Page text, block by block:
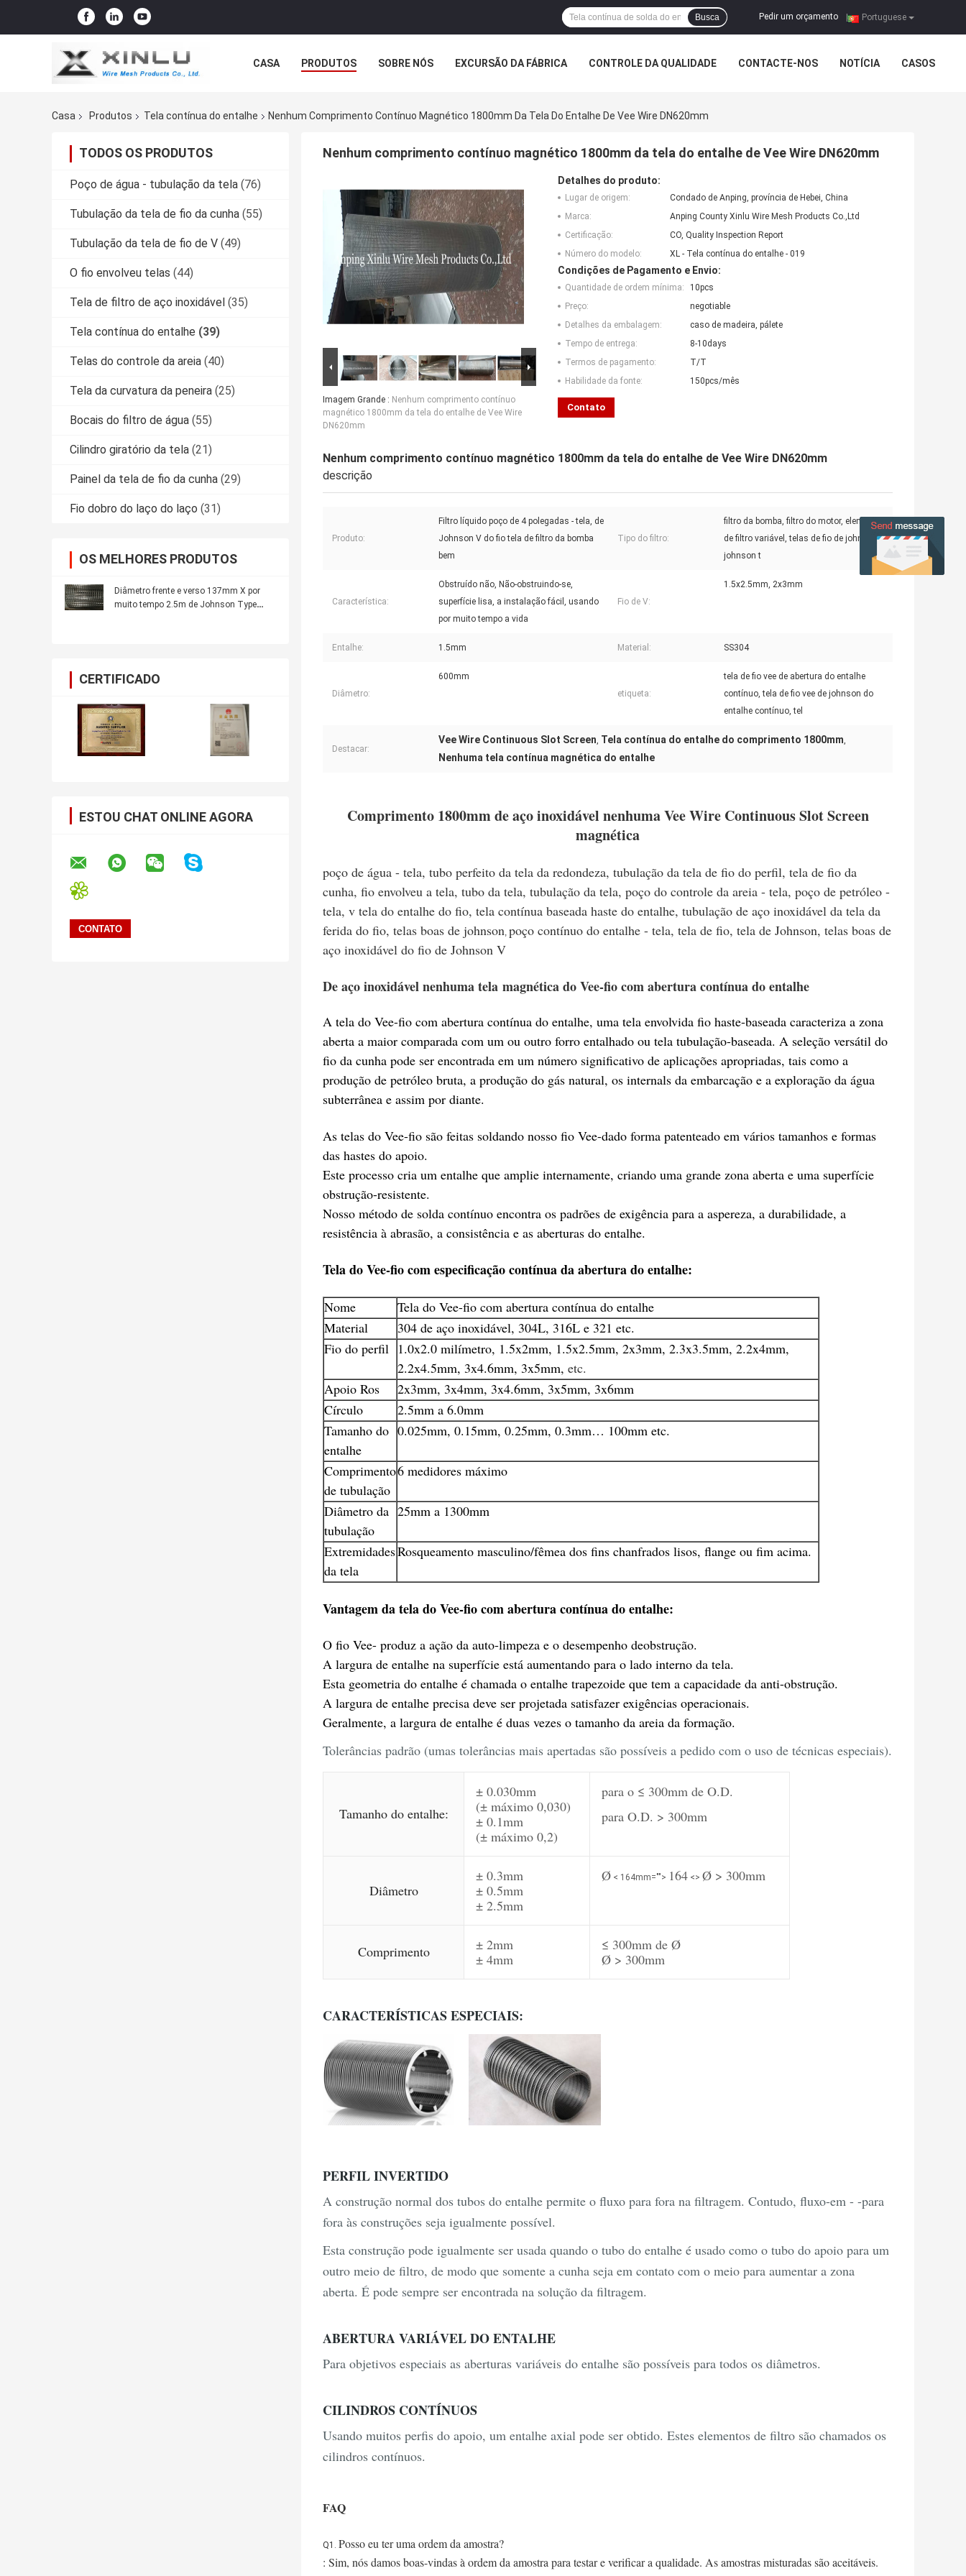
Portuguese
Pedir um orçamento |
Busca
CASA PRODUTOS SOBRE NÓS EXCURSÃO DA FÁBRICA CONTROLE DA QUALIDADE CONTACTE-NOS NOTÍCIA CASOS
Casa Produtos Tela contínua do entalhe Nenhum Comprimento Contínuo Magnético 1800mm Da Tela Do Entalhe De Vee Wire DN620mm
TODOS OS PRODUTOS
Poço de água - tubulação da tela (76)
Tubulação da tela de fio da cunha (55)
Tubulação da tela de fio de V (49)
O fio envolveu telas (44)
Tela de filtro de aço inoxidável (35)
Tela contínua do entalhe (39)
Telas do controle da areia (40)
Tela da curvatura da peneira (25)
Bocais do filtro de água (55)
Cilindro giratório da tela (21)
Painel da tela de fio da cunha (29)
Fio dobro do laço do laço (31)
OS MELHORES PRODUTOS
Diâmetro frente e verso 137mm X por
muito tempo 2.5m de Johnson Type
CERTIFICADO
ESTOU CHAT ONLINE AGORA
Nenhum comprimento contínuo magnético 1800mm da tela do entalhe de Vee Wire DN620mm
Imagem Grande : Nenhum comprimento contínuo
magnético 1800mm da tela do entalhe de Vee Wire
DN620mm
Detalhes do produto:
Lugar de origem:
Condado de Anping, província de Hebei, China
Marca:
Anping County Xinlu Wire Mesh Products Co.,Ltd
Certificação:
CO, Quality Inspection Report
Número do modelo:
XL - Tela contínua do entalhe - 019
Condições de Pagamento e Envio:
Quantidade de ordem mínima:
10pcs
Preço:
negotiable
Detalhes da embalagem:
caso de madeira, pálete
Tempo de entrega:
8-10days
Termos de pagamento:
T/T
Habilidade da fonte:
150pcs/mês
Contato
Nenhum comprimento contínuo magnético 1800mm da tela do entalhe de Vee Wire DN620mm
descrição
Produto:
Filtro líquido poço de 4 polegadas - tela, de
Johnson V do fio tela de filtro da bomba
bem
Tipo do filtro:
filtro da bomba, filtro do motor, elemento
de filtro variável, telas de fio de johnson, de
johnson t
Característica:
Obstruído não, Não-obstruindo-se,
superfície lisa, a instalação fácil, usando
por muito tempo a vida
Fio de V:
1.5x2.5mm, 2x3mm
Entalhe: 1.5mm Material: SS304
Diâmetro:
600mm
etiqueta:
tela de fio vee de abertura do entalhe
contínuo, tela de fio vee de johnson do
entalhe contínuo, tel
Destacar:
Vee Wire Continuous Slot Screen, Tela contínua do entalhe do comprimento 1800mm,
Nenhuma tela contínua magnética do entalhe
Comprimento 1800mm de aço inoxidável nenhuma Vee Wire Continuous Slot Screen
magnética
poço de água - tela, tubo perfeito da tela da redondeza, tubulação da tela de fio do perfil, tela de fio da
cunha, fio envolveu a tela, tubo da tela, tubulação da tela, poço do controle da areia - tela, poço de petróleo -
tela, v tela do entalhe do fio, tela contínua baseada haste do entalhe, tubulação de aço inoxidável da tela da
ferida do fio, telas boas de johnson, poço contínuo do entalhe - tela, tela de fio, tela de Johnson, telas boas de
aço inoxidável do fio de Johnson V
De aço inoxidável nenhuma tela magnética do Vee-fio com abertura contínua do entalhe
A tela do Vee-fio com abertura contínua do entalhe, uma tela envolvida fio haste-baseada caracteriza a zona
aberta a maior comparada com um ou outro forro entalhado ou tela tubulação-baseada. A seleção versátil do
fio da cunha pode ser encontrada em um número significativo de aplicações apropriadas, tais como a
produção de petróleo bruta, a produção do gás natural, os internals da embarcação e a exploração da água
subterrânea e assim por diante.
As telas do Vee-fio são feitas soldando nosso fio Vee-dado forma patenteado em vários tamanhos e formas
das hastes do apoio.
Este processo cria um entalhe que amplie internamente, criando uma grande zona aberta e uma superfície
obstrução-resistente.
Nosso método de solda contínuo encontra os padrões de exigência para a aspereza, a durabilidade, a
resistência à abrasão, a consistência e as aberturas do entalhe.
Tela do Vee-fio com especificação contínua da abertura do entalhe:
Nome
Tela do Vee-fio com abertura contínua do entalhe
Material
304 de aço inoxidável, 304L, 316L e 321 etc.
Fio do perfil 1.0x2.0 milímetro, 1.5x2mm, 1.5x2.5mm, 2x3mm, 2.3x3.5mm, 2.2x4mm,
2.2x4.5mm, 3x4.6mm, 3x5mm, etc.
Apoio Ros
2x3mm, 3x4mm, 3x4.6mm, 3x5mm, 3x6mm
Círculo
2.5mm a 6.0mm
Tamanho do
entalhe
0.025mm, 0.15mm, 0.25mm, 0.3mm… 100mm etc.
Comprimento
de tubulação
6 medidores máximo
Diâmetro da
tubulação
25mm a 1300mm
Extremidades
da tela
Rosqueamento masculino/fêmea dos fins chanfrados lisos, flange ou fim acima.
Vantagem da tela do Vee-fio com abertura contínua do entalhe:
O fio Vee- produz a ação da auto-limpeza e o desempenho deobstrução.
A largura de entalhe na superfície está aumentando para o lado interno da tela.
Esta geometria do entalhe é chamada o entalhe trapezoide que tem a capacidade da anti-obstrução.
A largura de entalhe precisa deve ser projetada satisfazer exigências operacionais.
Geralmente, a largura de entalhe é duas vezes o tamanho da areia da formação.
Tolerâncias padrão (umas tolerâncias mais apertadas são possíveis a pedido com o uso de técnicas especiais).
Tamanho do entalhe:
± 0.030mm
(± máximo 0,030)
± 0.1mm
(± máximo 0,2)
para o ≤ 300mm de O.D.
para O.D. > 300mm
Diâmetro
± 0.3mm
± 0.5mm
± 2.5mm
Ø < 164mm=""> 164 <> Ø > 300mm
Comprimento
± 2mm
± 4mm
≤ 300mm de Ø
Ø > 300mm
CARACTERÍSTICAS ESPECIAIS:
PERFIL INVERTIDO
A construção normal dos tubos do entalhe permite o fluxo para fora na filtragem. Contudo, fluxo-em - -para
fora às construções seja igualmente possível.
Esta construção pode igualmente ser usada quando o tubo do entalhe é usado como o tubo do apoio para um
outro meio de filtro, de modo que somente a cunha seja em contato com o meio para aumentar a zona
aberta. É pode sempre ser encontrada na solução da filtragem.
ABERTURA VARIÁVEL DO ENTALHE
Para objetivos especiais as aberturas variáveis do entalhe são possíveis para todos os diâmetros.
CILINDROS CONTÍNUOS
Usando muitos perfis do apoio, um entalhe axial pode ser obtido. Estes elementos de filtro são chamados os
cilindros contínuos.
FAQ
Q1. Posso eu ter uma ordem da amostra?
: Sim, nós damos boas-vindas à ordem da amostra para testar e verificar a qualidade. As amostras misturadas são aceitáveis.